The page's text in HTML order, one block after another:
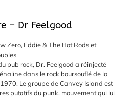
– Dr Feelgood
Zero, Eddie & The Hot Rods et
pub rock, Dr. Feelgood a réinjecté
dans le rock boursouflé de la
Le groupe de Canvey Island est
putatifs du punk, mouvement qui lui